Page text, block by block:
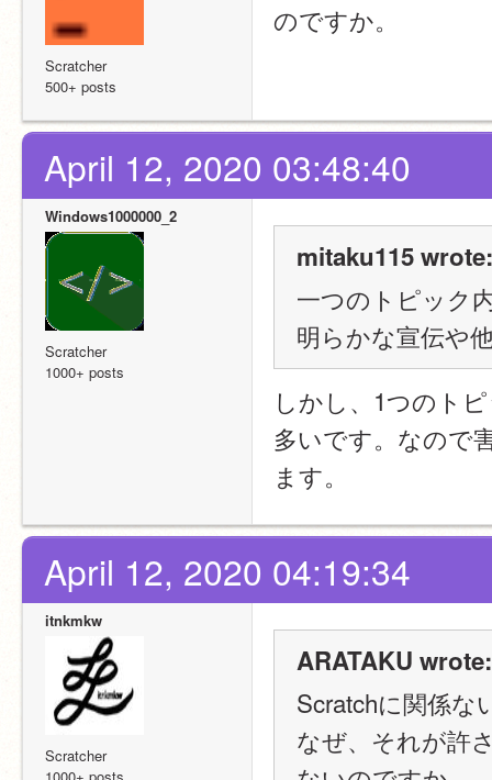
Scratcher
500+ posts
のですか。
April 12, 2020 03:48:40
Windows1000000_2
Scratcher
1000+ posts
mitaku115 wrote:
一つのトピック
明らかな宣伝や
しかし、1つのト
多いです。なので
ます。
April 12, 2020 04:19:34
itnkmkw
Scratcher
ARATAKU wrote:
Scratchに関係な
なぜ、それが許